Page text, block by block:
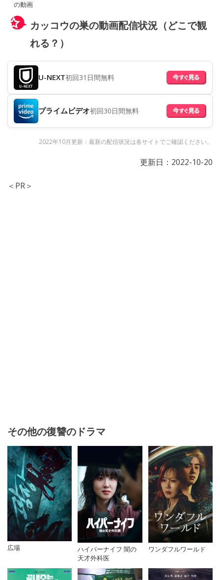
の動画
カッコウの巣の動画配信状況（どこで観
れる？）
U-NEXT初回31日間無料
プライムビデオ初回30日間無料
2022年10月更新：最新の配信状況は各サイトでご確認ください。
更新日： 2022-10-20
＜PR＞
その他の復讐のドラマ
広場
ハイパーナイフ 闇の
天才外科医
ワンダフルワールド